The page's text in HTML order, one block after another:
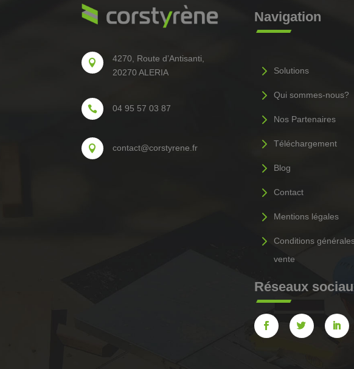

4270, Route d’Antisanti,
20270 ALERIA
 04 95 57 03 87
 contact@corstyrene.fr
Navigation
5 Solutions
5 Qui sommes-nous?
5 Nos Partenaires
5 Téléchargement
5 Blog
5 Contact
5 Mentions légales
5
Conditions
vente
Réseaux